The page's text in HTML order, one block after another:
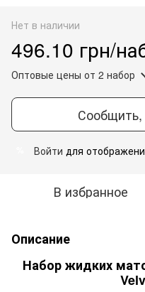
Нет в наличии
496.10 грн/
Оптовые цены от 2 набор
Сообщить,
Войти для
В избранное
Описание
Набор жидких